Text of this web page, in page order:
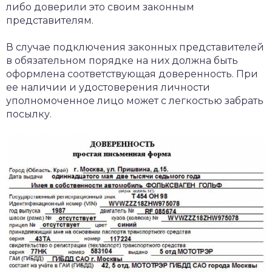
либо доверили это своим законным
представителям.
В случае подключения законных представителей
в обязательном порядке на них должна быть
оформлена соответствующая доверенность. При
ее наличии и удостоверения личности
уполномоченное лицо может с легкостью забрать
посылку.